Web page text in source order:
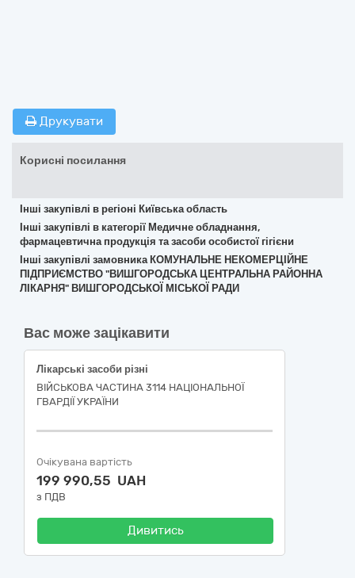
Друкувати
Корисні посилання
Інші закупівлі в регіоні Київська область
Інші закупівлі в категорії Медичне обладнання,
фармацевтична продукція та засоби особистої гігієни
Інші закупівлі замовника КОМУНАЛЬНЕ НЕКОМЕРЦІЙНЕ
ПІДПРИЄМСТВО "ВИШГОРОДСЬКА ЦЕНТРАЛЬНА РАЙОННА
ЛІКАРНЯ" ВИШГОРОДСЬКОЇ МІСЬКОЇ РАДИ
Вас може зацікавити
Лікарські засоби різні
ВІЙСЬКОВА ЧАСТИНА 3114 НАЦІОНАЛЬНОЇ
ГВАРДІЇ УКРАЇНИ
Очікувана вартість
199 990,55 UAH
з ПДВ
Дивитись